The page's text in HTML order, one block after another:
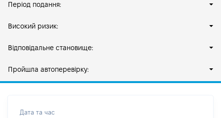
Період подання:
Високий ризик:
Відповідальне становище:
Пройшла автоперевірку:
Дата та час